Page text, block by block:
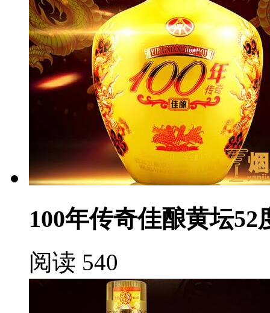
100年传奇佳酿黄坛52
阅读 540